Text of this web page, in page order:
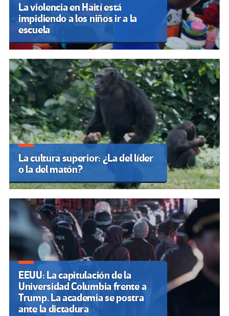
La violencia en Haití está
impidiendo a los niños ir a la
escuela
La cultura superior: ¿La del líder
o la del matón?
EEUU: La capitulación de la
Universidad Columbia frente a
Trump. La academia se postra
ante la dictadura